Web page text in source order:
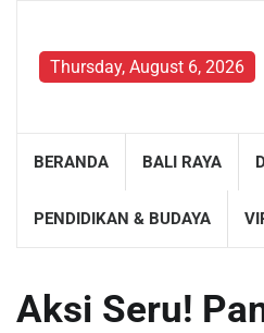
contentThursday, August 6, 2026
BERANDA BALI RAYA
PENDIDIKAN & BUDAYA
Aksi Seru!